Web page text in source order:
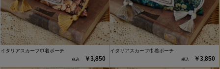
イタリアスカーフ巾着ポーチ
￥3,850
イタリアスカーフ巾着ポーチ
￥3,850